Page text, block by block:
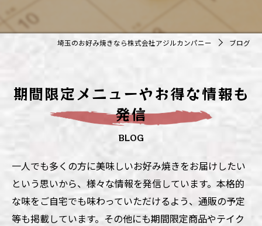
埼玉のお好み焼きなら株式会社アジルカンパニー ブログ
期間限定メニューやお得な情報も
発信
BLOG
一人でも多くの方に美味しいお好み焼きをお届けしたい
という思いから、様々な情報を発信しています。本格的
な味をご自宅でも味わっていただけるよう、通販の予定
等も掲載しています。その他にも期間限定商品やテイク